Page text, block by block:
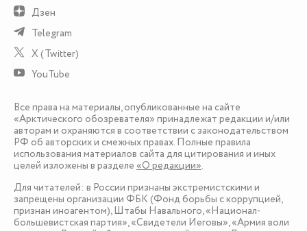
Дзен
Telegram
X (Twitter)
YouTube
Все права на материалы, опубликованные на сайте
«Арктического обозревателя» принадлежат редакции и/или
авторам и охраняются в соответствии с законодательством
РФ об авторских и смежных правах. Полные правила
использования материалов сайта для цитирования и иных
целей изложены в разделе «О редакции».
Для читателей: в России признаны экстремистскими и
запрещены организации ФБК (Фонд борьбы с коррупцией,
признан иноагентом), Штабы Навального, «Национал-
большевистская партия», «Свидетели Иеговы», «Армия воли